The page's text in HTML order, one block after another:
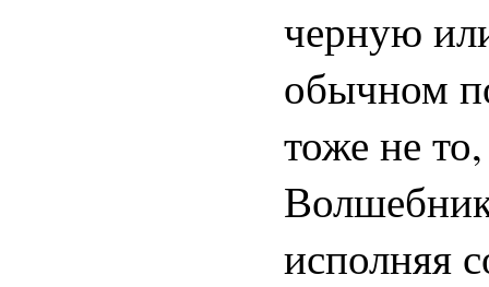
черную
обычном
тоже не
исполняя